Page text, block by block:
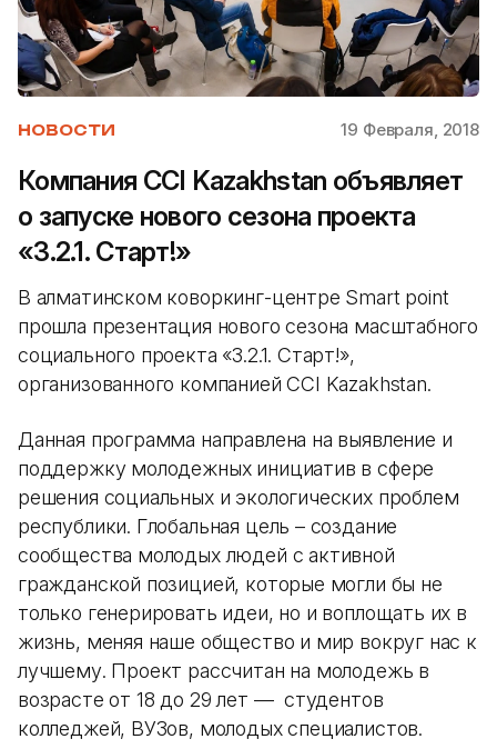
НОВОСТИ 19 Февраля, 2018
Компания ССI Kazakhstan объявляет
о запуске нового сезона проекта
«3.2.1. Старт!»
В алматинском коворкинг-центре Smart point
прошла презентация нового сезона масштабного
социального проекта «3.2.1. Старт!»,
организованного компанией ССI Kazakhstan.
Данная программа направлена на выявление и
поддержку молодежных инициатив в сфере
решения социальных и экологических проблем
республики. Глобальная цель – создание
сообщества молодых людей с активной
гражданской позицией, которые могли бы не
только генерировать идеи, но и воплощать их в
жизнь, меняя наше общество и мир вокруг нас к
лучшему. Проект рассчитан на молодежь в
возрасте от 18 до 29 лет — студентов
колледжей, ВУЗов, молодых специалистов.